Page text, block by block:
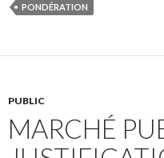
PONDÉRATION
PUBLIC
MARCHÉ